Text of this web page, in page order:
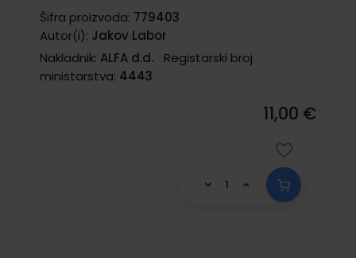
Šifra proizvoda: 779403
Autor(i): Jakov Labor
Nakladnik: ALFA d.d.
Registarski broj
ministarstva: 4443
11,00 €